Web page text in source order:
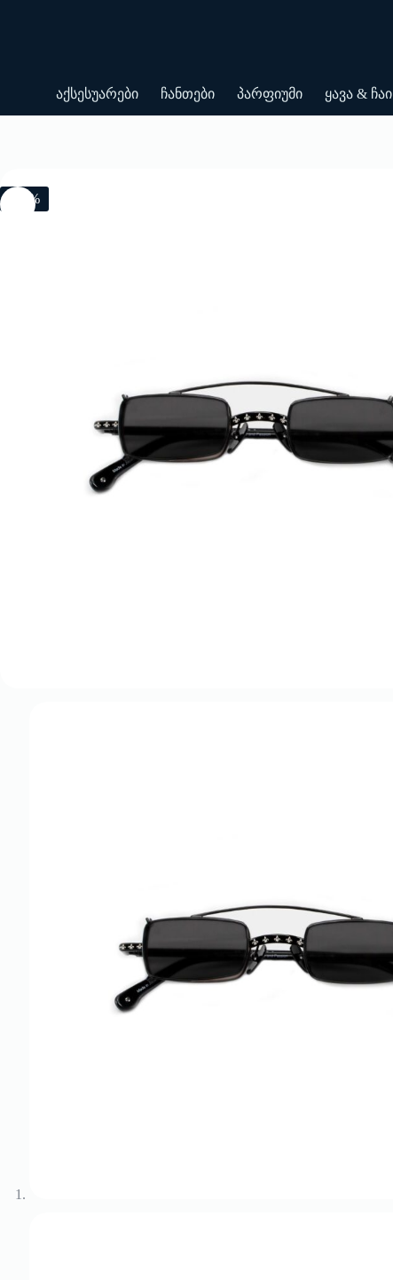
აქსესუარები ჩანთები პარფიუმი ყავა & ჩაი
-20%